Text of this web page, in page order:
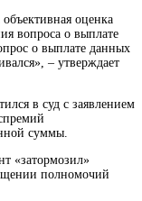
оценка
вопроса о выплате
о выплате данных
– утверждает
в суд с заявлением
суммы.
«затормозил»
полномочий